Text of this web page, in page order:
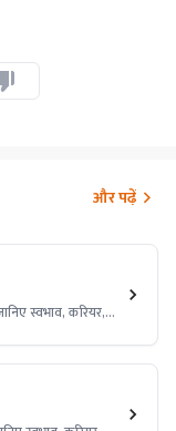
और पढ़ें
स्वभाव, करियर,